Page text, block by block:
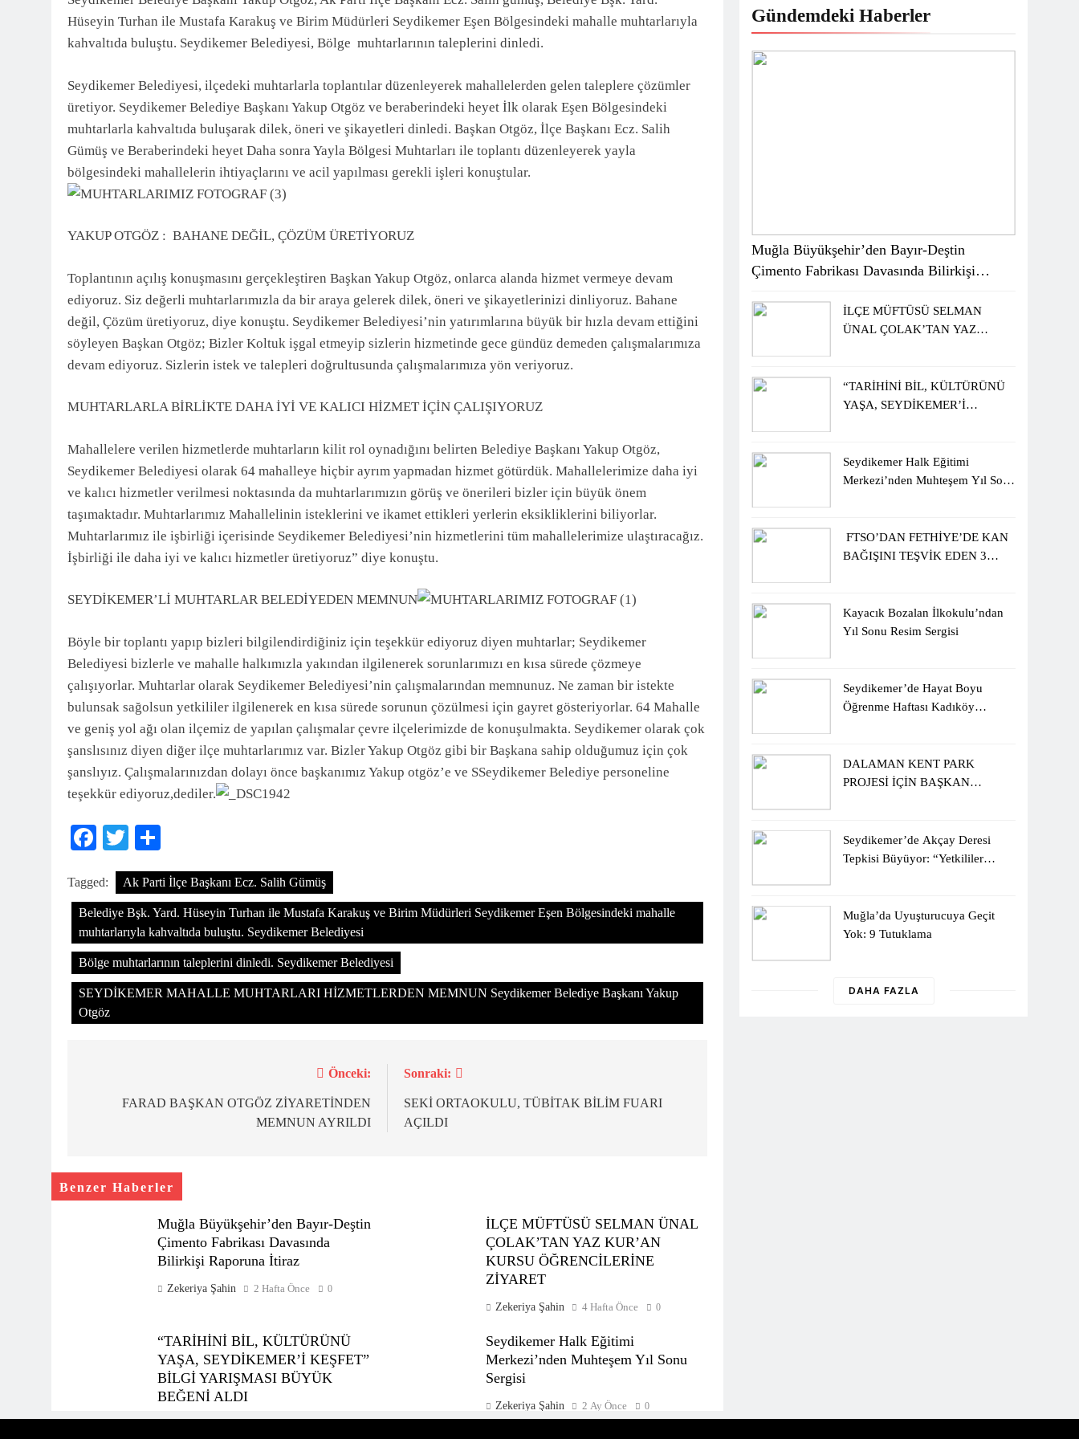
3 Ay Önce
Hüseyin Turhan ile Mustafa Karakuş ve Birim Müdürleri Seydikemer Eşen Bölgesindeki mahalle muhtarlarıyla
kahvaltıda buluştu. Seydikemer Belediyesi, Bölge muhtarlarının taleplerini dinledi.
Seydikemer Belediyesi, ilçedeki muhtarlarla toplantılar düzenleyerek mahallelerden gelen taleplere çözümler
üretiyor. Seydikemer Belediye Başkanı Yakup Otgöz ve beraberindeki heyet İlk olarak Eşen Bölgesindeki
muhtarlarla kahvaltıda buluşarak dilek, öneri ve şikayetleri dinledi. Başkan Otgöz, İlçe Başkanı Ecz. Salih
Gümüş ve Beraberindeki heyet Daha sonra Yayla Bölgesi Muhtarları ile toplantı düzenleyerek yayla
bölgesindeki mahallelerin ihtiyaçlarını ve acil yapılması gerekli işleri konuştular.
YAKUP OTGÖZ : BAHANE DEĞİL, ÇÖZÜM ÜRETİYORUZ
Toplantının açılış konuşmasını gerçekleştiren Başkan Yakup Otgöz, onlarca alanda hizmet vermeye devam
ediyoruz. Siz değerli muhtarlarımızla da bir araya gelerek dilek, öneri ve şikayetlerinizi dinliyoruz. Bahane
değil, Çözüm üretiyoruz, diye konuştu. Seydikemer Belediyesi’nin yatırımlarına büyük bir hızla devam ettiğini
söyleyen Başkan Otgöz; Bizler Koltuk işgal etmeyip sizlerin hizmetinde gece gündüz demeden çalışmalarımıza
devam ediyoruz. Sizlerin istek ve talepleri doğrultusunda çalışmalarımıza yön veriyoruz.
MUHTARLARLA BİRLİKTE DAHA İYİ VE KALICI HİZMET İÇİN ÇALIŞIYORUZ
Mahallelere verilen hizmetlerde muhtarların kilit rol oynadığını belirten Belediye Başkanı Yakup Otgöz,
Seydikemer Belediyesi olarak 64 mahalleye hiçbir ayrım yapmadan hizmet götürdük. Mahallelerimize daha iyi
ve kalıcı hizmetler verilmesi noktasında da muhtarlarımızın görüş ve önerileri bizler için büyük önem
taşımaktadır. Muhtarlarımız Mahallelinin isteklerini ve ikamet ettikleri yerlerin eksikliklerini biliyorlar.
Muhtarlarımız ile işbirliği içerisinde Seydikemer Belediyesi’nin hizmetlerini tüm mahallelerimize ulaştıracağız.
İşbirliği ile daha iyi ve kalıcı hizmetler üretiyoruz” diye konuştu.
SEYDİKEMER’Lİ MUHTARLAR BELEDİYEDEN MEMNUN
Böyle bir toplantı yapıp bizleri bilgilendirdiğiniz için teşekkür ediyoruz diyen muhtarlar; Seydikemer
Belediyesi bizlerle ve mahalle halkımızla yakından ilgilenerek sorunlarımızı en kısa sürede çözmeye
çalışıyorlar. Muhtarlar olarak Seydikemer Belediyesi’nin çalışmalarından memnunuz. Ne zaman bir istekte
bulunsak sağolsun yetkililer ilgilenerek en kısa sürede sorunun çözülmesi için gayret gösteriyorlar. 64 Mahalle
ve geniş yol ağı olan ilçemiz de yapılan çalışmalar çevre ilçelerimizde de konuşulmakta. Seydikemer olarak çok
şanslısınız diyen diğer ilçe muhtarlarımız var. Bizler Yakup Otgöz gibi bir Başkana sahip olduğumuz için çok
şanslıyız. Çalışmalarınızdan dolayı önce başkanımız Yakup otgöz’e ve SSeydikemer Belediye personeline
teşekkür ediyoruz,dediler.
Facebook
Twitter
Tagged: Ak Parti İlçe Başkanı Ecz. Salih Gümüş
Belediye Bşk. Yard. Hüseyin Turhan ile Mustafa Karakuş ve Birim Müdürleri Seydikemer Eşen Bölgesindeki mahalle
muhtarlarıyla kahvaltıda buluştu. Seydikemer Belediyesi
Bölge muhtarlarının taleplerini dinledi. Seydikemer Belediyesi
SEYDİKEMER MAHALLE MUHTARLARI HİZMETLERDEN MEMNUN Seydikemer Belediye Başkanı Yakup
Otgöz
gezinmesi
Önceki:
FARAD BAŞKAN OTGÖZ ZİYARETİNDEN
MEMNUN AYRILDI
Sonraki:
SEKİ ORTAOKULU, TÜBİTAK BİLİM FUARI
AÇILDI
Benzer Haberler
Muğla Büyükşehir’den Bayır-Deştin
Çimento Fabrikası Davasında
Bilirkişi Raporuna İtiraz
Zekeriya Şahin 2 Hafta Önce 0
İLÇE MÜFTÜSÜ SELMAN ÜNAL
ÇOLAK’TAN YAZ KUR’AN
KURSU ÖĞRENCİLERİNE
ZİYARET
Zekeriya Şahin 4 Hafta Önce 0
“TARİHİNİ BİL, KÜLTÜRÜNÜ
YAŞA, SEYDİKEMER’İ KEŞFET”
BİLGİ YARIŞMASI BÜYÜK
BEĞENİ ALDI
Seydikemer Halk Eğitimi
Merkezi’nden Muhteşem Yıl Sonu
Sergisi
Zekeriya Şahin 2 Ay Önce 0
Gündemdeki Haberler
Muğla Büyükşehir’den Bayır-Deştin
Çimento Fabrikası Davasında Bilirkişi
İLÇE MÜFTÜSÜ SELMAN
ÜNAL ÇOLAK’TAN YAZ
“TARİHİNİ BİL, KÜLTÜRÜNÜ
YAŞA, SEYDİKEMER’İ
Seydikemer Halk Eğitimi
Merkezi’nden Muhteşem Yıl Sonu
FTSO’DAN FETHİYE’DE KAN
BAĞIŞINI TEŞVİK EDEN 3
Kayacık Bozalan İlkokulu’ndan
Yıl Sonu Resim Sergisi
Seydikemer’de Hayat Boyu
Öğrenme Haftası Kadıköy
DALAMAN KENT PARK
PROJESİ İÇİN BAŞKAN
Seydikemer’de Akçay Deresi
Tepkisi Büyüyor: “Yetkililer
Muğla’da Uyuşturucuya Geçit
Yok: 9 Tutuklama
DAHA FAZLA